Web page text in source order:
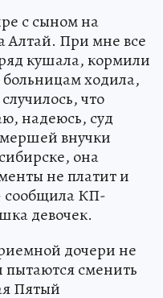
с сыном на
Алтай. При мне все
кушала, кормили
ходила,
что
надеюсь, суд
внучки
она
не платит и
сообщила КП-
девочек.
дочери не
пытаются сменить
Пятый